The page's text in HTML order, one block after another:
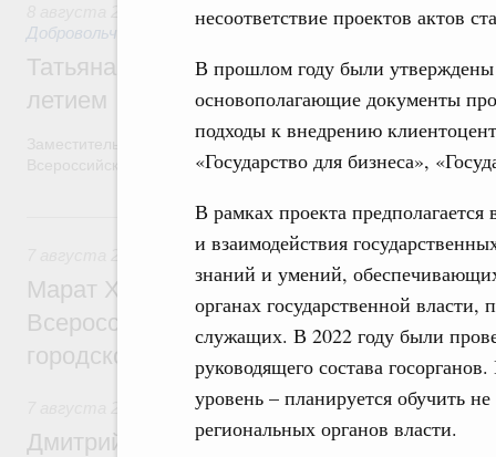
несоответствие проектов актов
В прошлом году были утверждены
основополагающие документы
подходы к внедрению
«Государство для бизнеса»,
В рамках проекта
и взаимодействия
знаний и умений,
органах государственной власти,
служащих. В 2022 году были
руководящего состава
уровень – планируется обучить
региональных органов власти.
Социальные инновации. Некоммерческие
Добровольчество и волонтёрство. Благотворительность
Татьяна Голикова поздравила
летием
Заместитель Председателя Правительства Татьяна Голикова
Всероссийского общественного движения «Волонтёры-
7 августа, пятница
Экономика городов. Городская среда
Марат Хуснуллин провёл заседание
Всероссийского конкурса лучших
городской среды
Отрасль информационных технологий
Дмитрий Чернышенко и Сергей Кравцов